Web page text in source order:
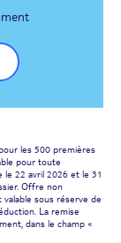
les 500 premières
pour toute
22 avril 2026 et le 31
Offre non
sous réserve de
La remise
dans le champ «